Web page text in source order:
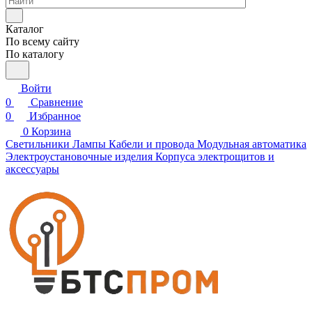
Каталог
По всему сайту
По каталогу
Войти
0
Сравнение
0
Избранное
0 Корзина
Светильники Лампы Кабели и провода Модульная автоматика
Электроустановочные изделия Корпуса электрощитов и
аксессуары